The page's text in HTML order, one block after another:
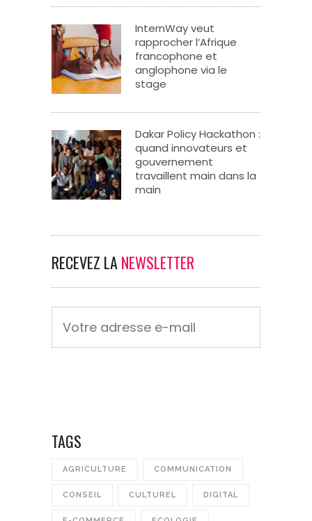
InternWay veut
rapprocher l’Afrique
francophone et
anglophone via le
stage
Dakar Policy Hackathon :
quand innovateurs et
gouvernement
travaillent main dans la
main
RECEVEZ LA NEWSLETTER
TAGS
AGRICULTURE COMMUNICATION
CONSEIL CULTUREL DIGITAL